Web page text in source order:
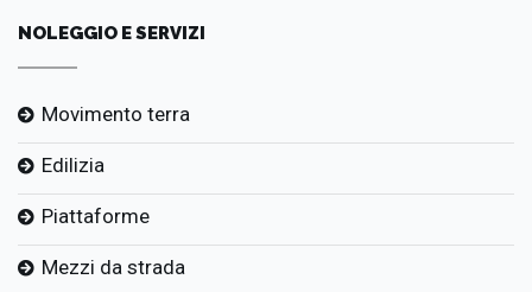
NOLEGGIO E SERVIZI
Movimento terra
Edilizia
Piattaforme
Mezzi da strada